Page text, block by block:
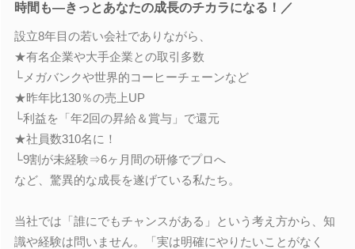
時間も―きっとあなたの成長のチカラになる！／
設立8年目の若い会社でありながら、
★有名企業や大手企業との取引多数
└メガバンクや世界的コーヒーチェーンなど
★昨年比130％の売上UP
└利益を「年2回の昇給＆賞与」で還元
★社員数310名に！
└9割が未経験⇒6ヶ月間の研修でプロへ
など、驚異的な成長を遂げている私たち。
当社では「誰にでもチャンスがある」という考え方から、知
識や経験は問いません。「実は明確にやりたいことがなく